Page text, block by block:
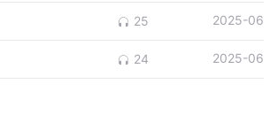
25 2025-06
24 2025-06